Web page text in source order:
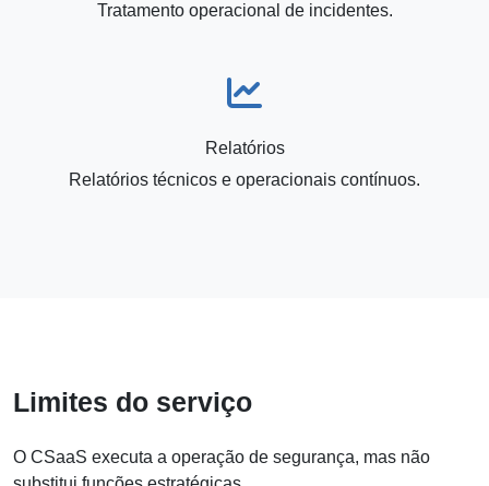
Tratamento operacional de incidentes.
Relatórios
Relatórios técnicos e operacionais contínuos.
Limites do serviço
O CSaaS executa a operação de segurança, mas não